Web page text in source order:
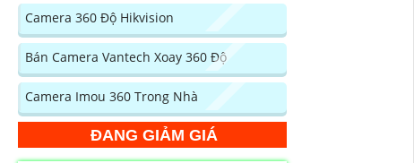
Camera 360 Độ Hikvision
Bán Camera Vantech Xoay 360 Độ
Camera Imou 360 Trong Nhà
ĐANG GIẢM GIÁ